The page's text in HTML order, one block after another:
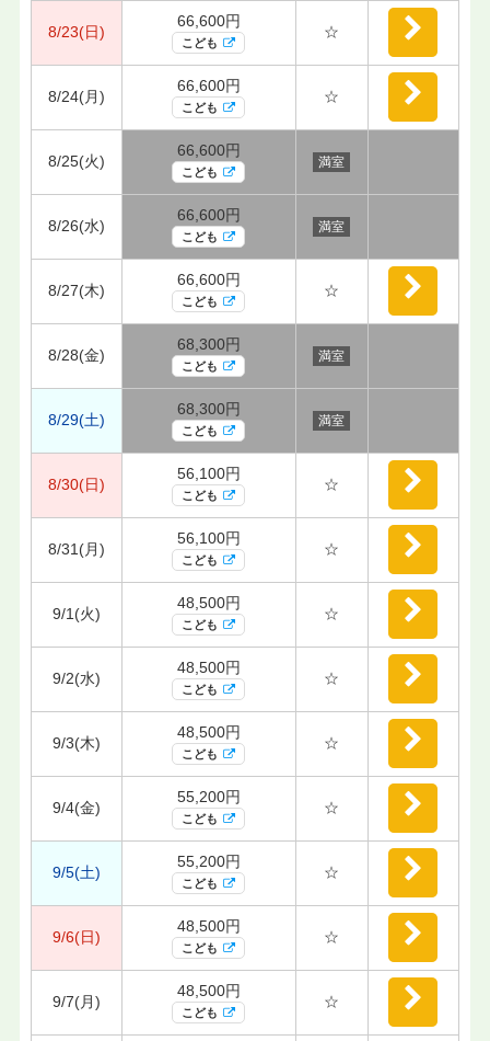
8/23(日)
66,600円
こども
☆
8/24(月)
66,600円
こども
☆
8/25(火)
66,600円
こども
満室
8/26(水)
66,600円
こども
満室
8/27(木)
66,600円
こども
☆
8/28(金)
68,300円
こども
満室
8/29(土)
68,300円
こども
満室
8/30(日)
56,100円
こども
☆
8/31(月)
56,100円
こども
☆
9/1(火)
48,500円
こども
☆
9/2(水)
48,500円
こども
☆
9/3(木)
48,500円
こども
☆
9/4(金)
55,200円
こども
☆
9/5(土)
55,200円
こども
☆
9/6(日)
48,500円
こども
☆
9/7(月)
48,500円
こども
☆